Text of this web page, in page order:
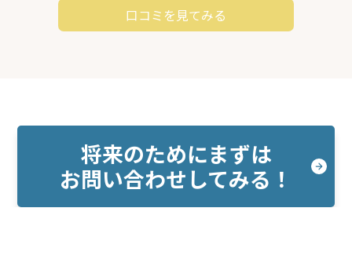
口コミを見てみる
将来のためにまずは
お問い合わせしてみる！